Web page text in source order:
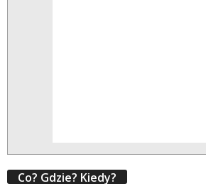
Co? Gdzie? Kiedy?